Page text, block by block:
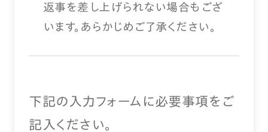
返事を差し上げられない場合もござ
います。あらかじめご了承ください。
下記の入力フォームに必要事項をご
記入ください。